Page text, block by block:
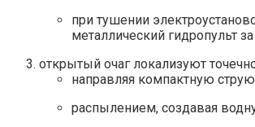
при тушении
металлический гидропульт
открытый очаг локализуют
направляя компактную
распылением, создавая